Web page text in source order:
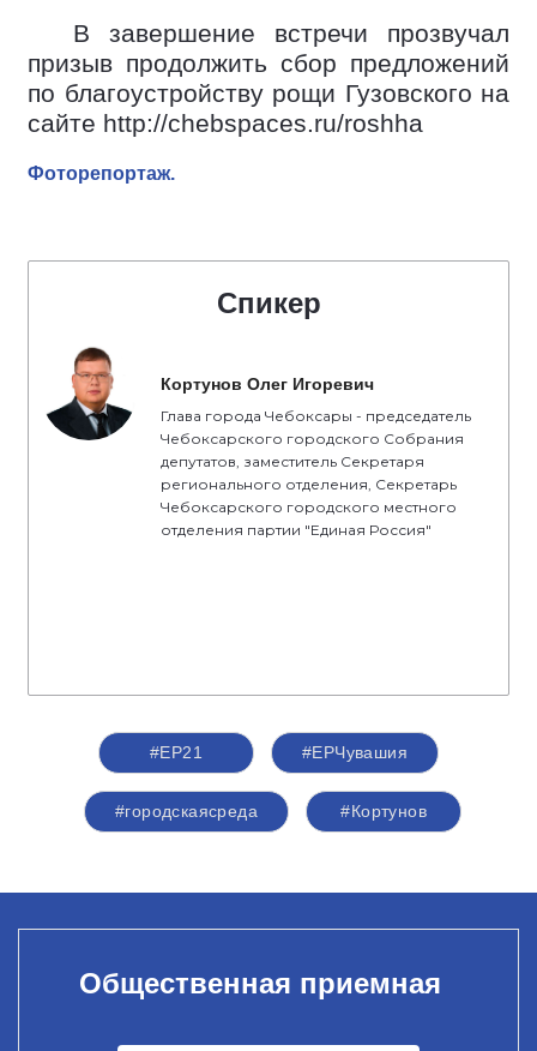
В завершение встречи прозвучал
призыв продолжить сбор предложений
по благоустройству рощи Гузовского на
сайте http://chebspaces.ru/roshha
Фоторепортаж.
Спикер
Кортунов Олег Игоревич
Глава города Чебоксары - председатель
Чебоксарского городского Собрания
депутатов, заместитель Секретаря
регионального отделения, Секретарь
Чебоксарского городского местного
отделения партии "Единая Россия"
#ЕР21 #ЕРЧувашия
#городскаясреда #Кортунов
Общественная приемная